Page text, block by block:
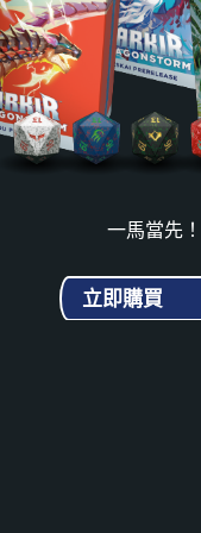
一馬當先！
立即購買